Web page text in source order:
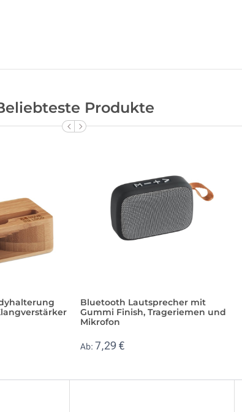
Produkte
Bluetooth Lautsprecher mit
Gummi Finish, Trageriemen und
Mikrofon
Ab: 7,29 €